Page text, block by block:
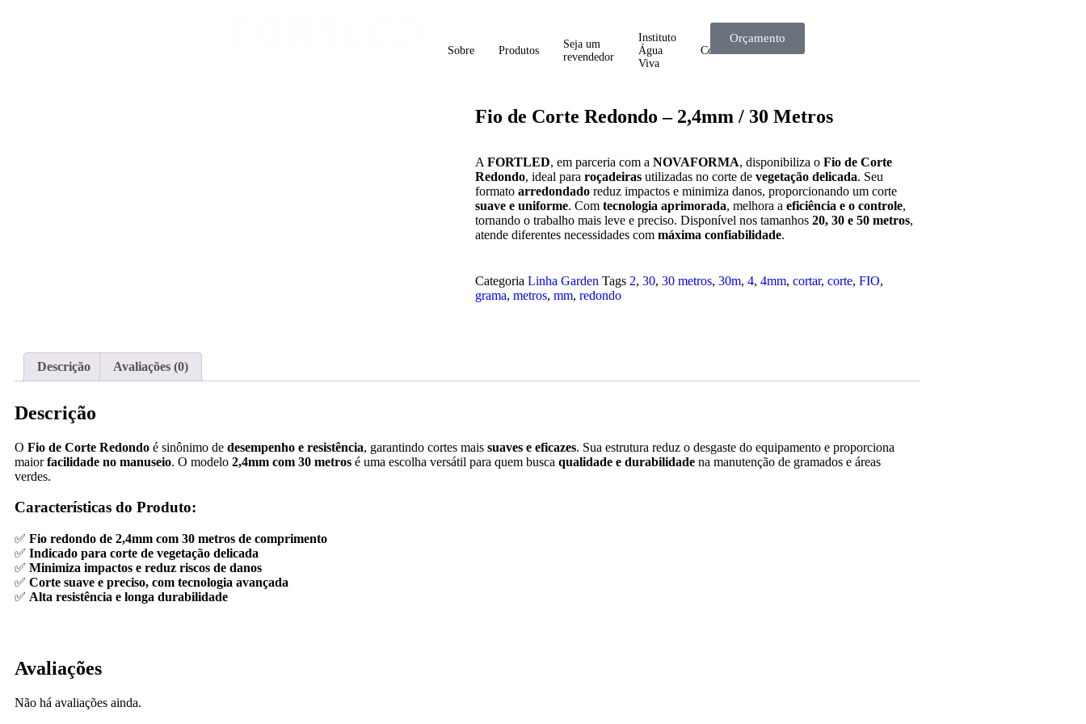
Sobre Produtos
Seja um
revendedor
Instituto
Água
Viva
Contato
Orçamento
Fio de Corte Redondo – 2,4mm / 30 Metros
A FORTLED, em parceria com a NOVAFORMA, disponibiliza o Fio de Corte
Redondo, ideal para roçadeiras utilizadas no corte de vegetação delicada. Seu
formato arredondado reduz impactos e minimiza danos, proporcionando um corte
suave e uniforme. Com tecnologia aprimorada, melhora a eficiência e o controle,
tornando o trabalho mais leve e preciso. Disponível nos tamanhos 20, 30 e 50 metros,
atende diferentes necessidades com máxima confiabilidade.
Categoria Linha Garden Tags 2, 30, 30 metros, 30m, 4, 4mm, cortar, corte, FIO,
grama, metros, mm, redondo
Descrição Avaliações (0)
Descrição
O Fio de Corte Redondo é sinônimo de desempenho e resistência, garantindo cortes mais suaves e eficazes. Sua estrutura reduz o desgaste do equipamento e proporciona
maiorfacilidade no manuseio. O modelo 2,4mm com 30 metros é uma escolha versátil para quem busca qualidade e durabilidade na manutenção de gramados e áreas
verdes.
Características do Produto:
✅ Fio redondo de 2,4mm com 30 metros de comprimento
✅ Indicado para corte de vegetação delicada
✅ Minimiza impactos e reduz riscos de danos
✅ Corte suave e preciso, com tecnologia avançada
✅ Alta resistência e longa durabilidade
Avaliações
Não há avaliações ainda.